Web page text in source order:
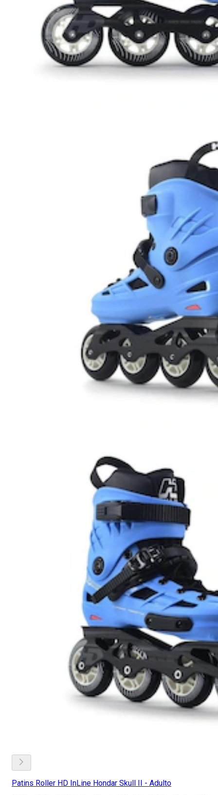
Patins Roller HD InLine Hondar Skull II - Adulto